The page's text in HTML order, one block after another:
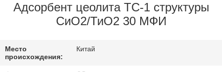
ПРОВЕРКА
СВЯЖИТЕСЬ
Адсорбент цеолита ТС-1 структуры
СиО2/ТиО2 30 МФИ
Место
происхождения:
Китай